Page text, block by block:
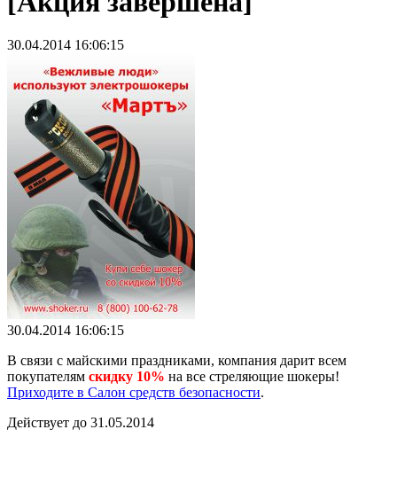
30.04.2014 16:06:15
30.04.2014 16:06:15
В связи с майскими праздниками, компания дарит всем
покупателям скидку 10% на все стреляющие шокеры!
Приходите в Салон средств безопасности.
Действует до 31.05.2014